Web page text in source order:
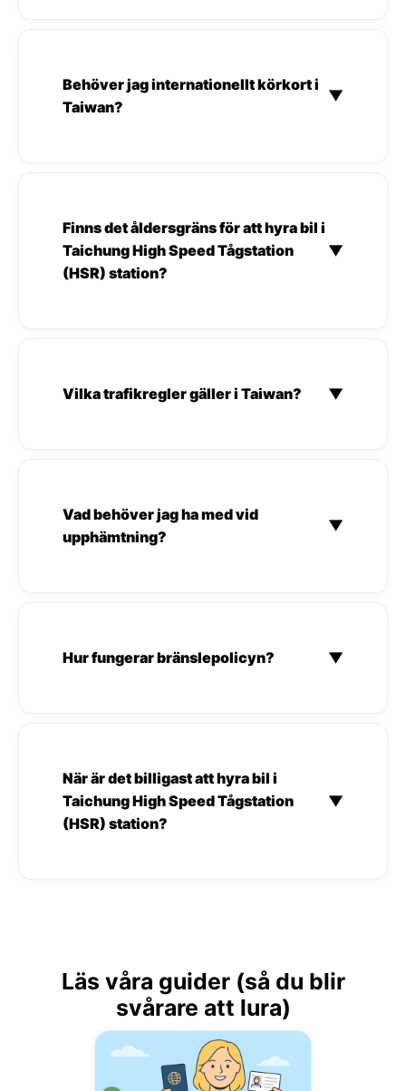
Behöver jag internationellt körkort i
Taiwan?
▼
Finns det åldersgräns för att hyra bil i
Taichung High Speed Tågstation
(HSR) station?
▼
Vilka trafikregler gäller i Taiwan? ▼
Vad behöver jag ha med vid
upphämtning?
▼
Hur fungerar bränslepolicyn? ▼
När är det billigast att hyra bil i
Taichung High Speed Tågstation
(HSR) station?
▼
Läs våra guider (så du blir
svårare att lura)